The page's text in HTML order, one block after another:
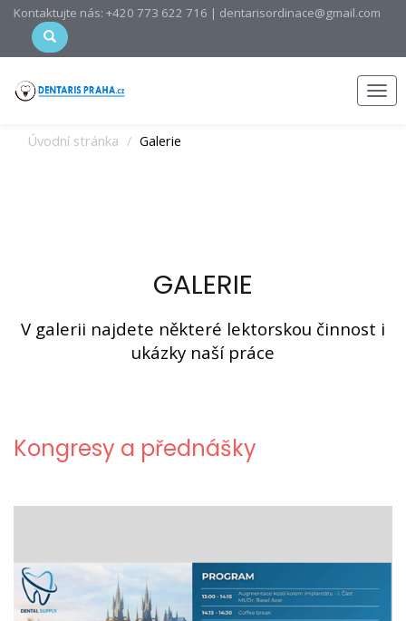
Kontaktujte nás: +420 773 622 716 | dentarisordinace@gmail.com
Úvodní stránka Galerie
GALERIE
V galerii najdete některé lektorskou činnost i
ukázky naší práce
Kongresy a přednášky